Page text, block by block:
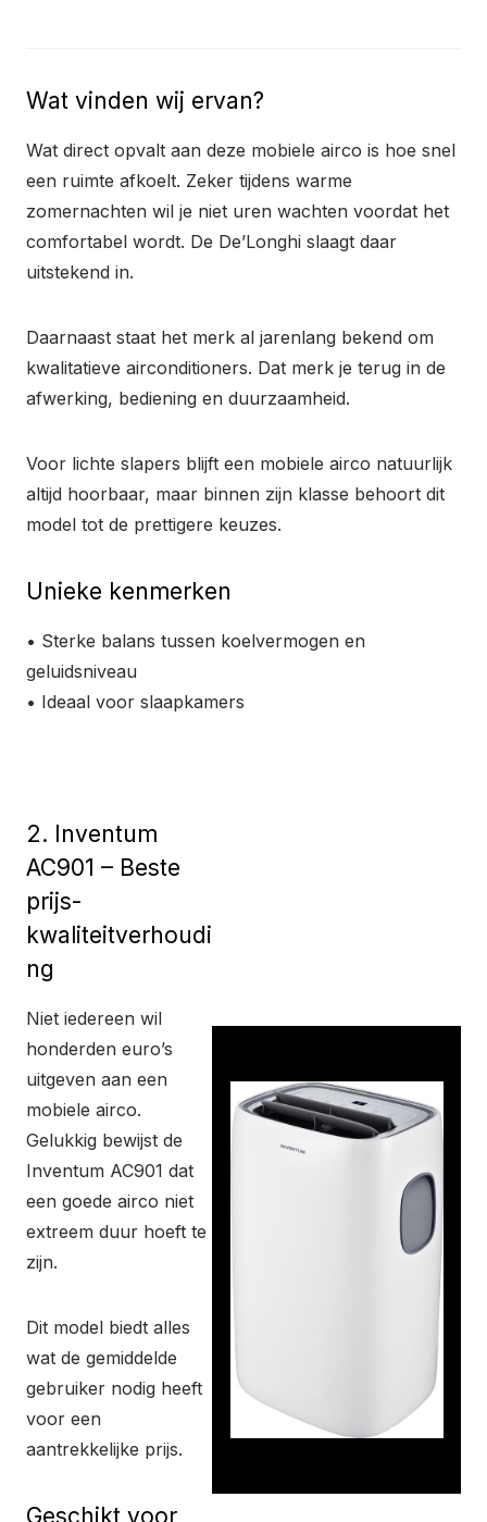
Wat vinden wij ervan?
Wat direct opvalt aan deze mobiele airco is hoe snel
een ruimte afkoelt. Zeker tijdens warme
zomernachten wil je niet uren wachten voordat het
comfortabel wordt. De De’Longhi slaagt daar
uitstekend in.
Daarnaast staat het merk al jarenlang bekend om
kwalitatieve airconditioners. Dat merk je terug in de
afwerking, bediening en duurzaamheid.
Voor lichte slapers blijft een mobiele airco natuurlijk
altijd hoorbaar, maar binnen zijn klasse behoort dit
model tot de prettigere keuzes.
Unieke kenmerken
• Sterke balans tussen koelvermogen en
geluidsniveau
• Ideaal voor slaapkamers
2. Inventum
AC901 – Beste
prijs-
kwaliteitverhoudi
ng
Niet iedereen wil
honderden euro’s
uitgeven aan een
mobiele airco.
Gelukkig bewijst de
Inventum AC901 dat
een goede airco niet
extreem duur hoeft te
zijn.
Dit model biedt alles
wat de gemiddelde
gebruiker nodig heeft
voor een
aantrekkelijke prijs.
Geschikt voor